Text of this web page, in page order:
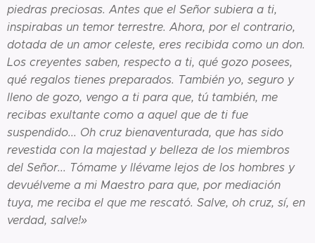
piedras preciosas. Antes que el Señor subiera a ti,
inspirabas un temor terrestre. Ahora, por el contrario,
dotada de un amor celeste, eres recibida como un don.
Los creyentes saben, respecto a ti, qué gozo posees,
qué regalos tienes preparados. También yo, seguro y
lleno de gozo, vengo a ti para que, tú también, me
recibas exultante como a aquel que de ti fue
suspendido... Oh cruz bienaventurada, que has sido
revestida con la majestad y belleza de los miembros
del Señor... Tómame y llévame lejos de los hombres y
devuélveme a mi Maestro para que, por mediación
tuya, me reciba el que me rescató. Salve, oh cruz, sí, en
verdad, salve!»